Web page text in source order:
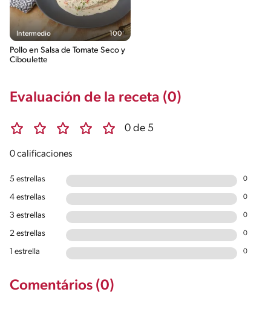
Intermedio 100'
Pollo en Salsa de Tomate Seco y
Ciboulette
Evaluación de la receta (0)
0 de 5
0 calificaciones
5 estrellas 0
4 estrellas 0
3 estrellas 0
2 estrellas 0
1 estrella 0
Comentários (0)